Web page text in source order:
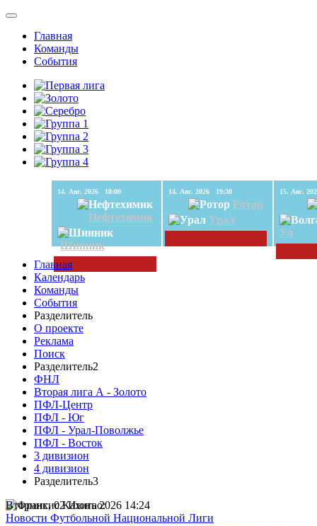
Главная
Команды
События
14. Авг. 2026 18:00
Нефтехимик
Шинник
14. Авг. 2026 19:30
Ротор
Урал
Ул
Главная
Календарь
Команды
События
Разделитель
О проекте
Реклама
Поиск
Разделитель2
ФНЛ
Вторая лига А - Золото
ПФЛ-Центр
ПФЛ - Юг
ПФЛ - Урал-Поволжье
ПФЛ - Восток
3 дивизион
4 дивизион
Разделитель3
Вторник, 02 Июнь 2026 14:24
Новости Футбольной Национальной Лиги